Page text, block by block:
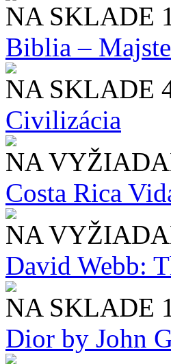
NA SKLADE
Biblia –
NA SKLADE
Civilizácia
NA
Costa Rica
NA
David Webb:
NA SKLADE
Dior by John